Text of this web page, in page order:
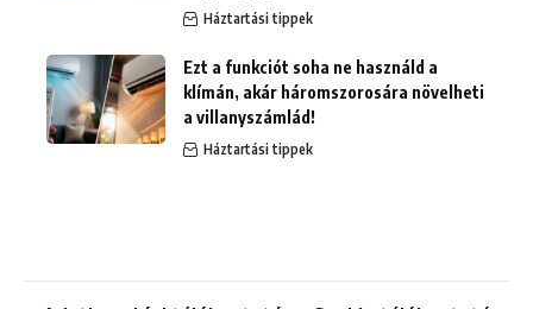
Háztartási tippek
Ezt a funkciót soha ne használd a
klímán, akár háromszorosára növelheti
a villanyszámlád!
Háztartási tippek